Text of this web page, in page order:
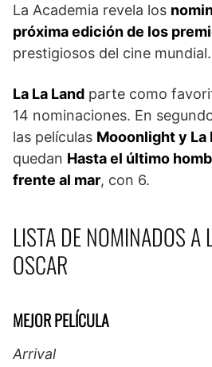
La Academia revela los
próxima edición de los
prestigiosos del cine mundial.
La La Land parte como
14 nominaciones. En
las películas Mooonlight y La
quedan Hasta el último
frente al mar, con 6.
LISTA DE NOMINADOS A
OSCAR
MEJOR PELÍCULA
Arrival